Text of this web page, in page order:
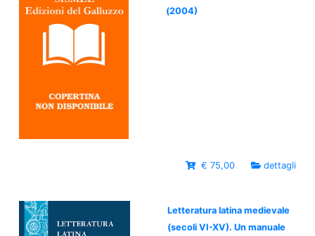
(2004)
€ 75,00 dettagli
Letteratura latina medievale
(secoli VI-XV). Un manuale